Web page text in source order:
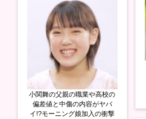
小関舞の父親の職業や高校の
偏差値と中傷の内容がヤバ
イ!?モーニング娘加入の衝撃